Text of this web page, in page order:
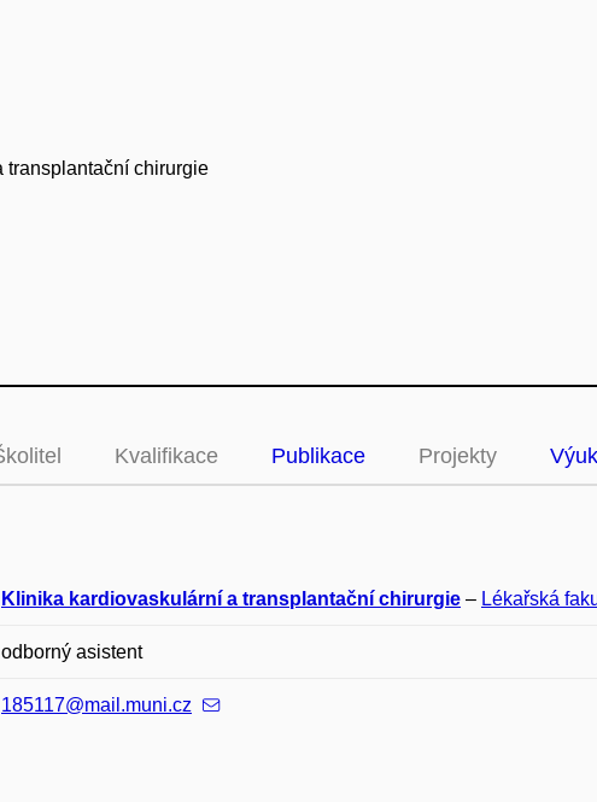
transplantační chirurgie
Kvalifikace Publikace Projekty
Klinika kardiovaskulární a transplantační chirurgie – Lékařská
odborný asistent
185117@mail.muni.cz